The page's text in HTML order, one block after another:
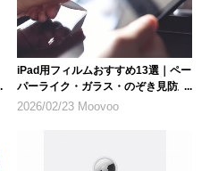
iPad用フィルムおすすめ13選｜ペー
パーライク・ガラス・のぞき見防止
など人気製品を紹介
2026/02/23 Moovoo